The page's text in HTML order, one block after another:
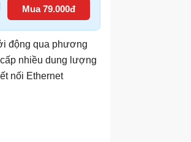
Mua 79.000đ
động qua phương
nhiều dung lượng
nối Ethernet